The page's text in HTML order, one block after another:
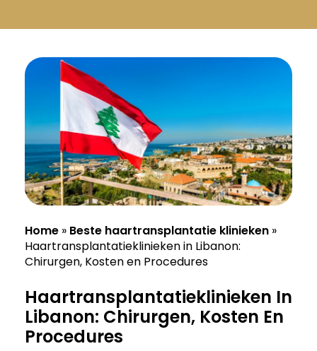
Home » Beste haartransplantatie klinieken »
Haartransplantatieklinieken in Libanon:
Chirurgen, Kosten en Procedures
Haartransplantatieklinieken In
Libanon: Chirurgen, Kosten En
Procedures